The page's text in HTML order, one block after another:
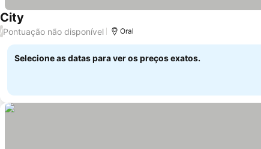
City
/Pontuação não disponível Oral
Selecione as datas para ver os preços exatos.